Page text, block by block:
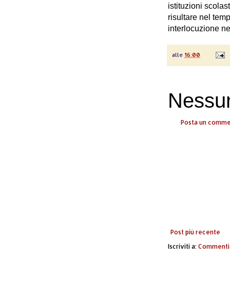
istituzioni
risultare nel
interlocuzione
alle 16:00
Posta un
Post più recente
Iscriviti a: